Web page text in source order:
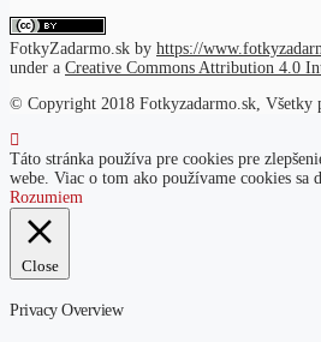
FotkyZadarmo.sk by https://
under a Creative Commons Attribution 4.0
© Copyright 2018 Fotkyzadarmo.sk, Všetky
Táto stránka používa pre cookies pre
webe. Viac o tom ako používame cookies sa
Rozumiem
Close
Privacy Overview